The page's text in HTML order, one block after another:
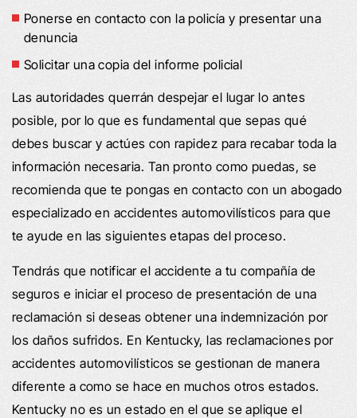
Ponerse en contacto con la policía y presentar una
denuncia
Solicitar una copia del informe policial
Las autoridades querrán despejar el lugar lo antes
posible, por lo que es fundamental que sepas qué
debes buscar y actúes con rapidez para recabar toda la
información necesaria. Tan pronto como puedas, se
recomienda que te pongas en contacto con un abogado
especializado en accidentes automovilísticos para que
te ayude en las siguientes etapas del proceso.
Tendrás que notificar el accidente a tu compañía de
seguros e iniciar el proceso de presentación de una
reclamación si deseas obtener una indemnización por
los daños sufridos. En Kentucky, las reclamaciones por
accidentes automovilísticos se gestionan de manera
diferente a como se hace en muchos otros estados.
Kentucky no es un estado en el que se aplique el